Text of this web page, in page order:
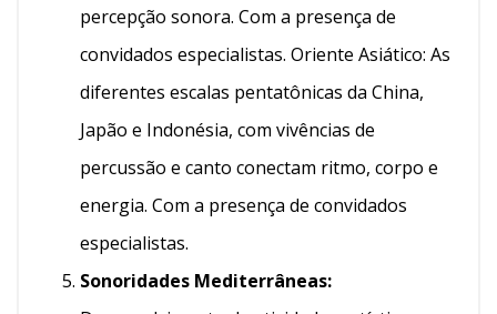
percepção sonora. Com a presença de
convidados especialistas. Oriente Asiático: As
diferentes escalas pentatônicas da China,
Japão e Indonésia, com vivências de
percussão e canto conectam ritmo, corpo e
energia. Com a presença de convidados
especialistas.
Sonoridades Mediterrâneas: